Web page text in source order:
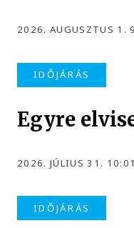
2026. AUGUSZTUS 1.
IDŐJÁRÁS
Egyre
2026. JÚLIUS 31. 10:01
IDŐJÁRÁS